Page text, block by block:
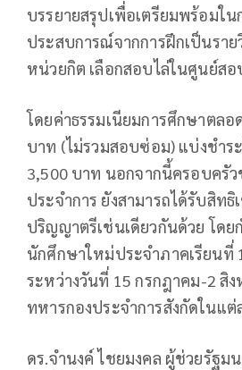
บรรยายสรุปเพื่อเตรียมพร้อมใ
ประสบการณ์จากการฝึกเป็นราย
หน่วยกิต เลือกสอบไล่ในศูนย์สอ
โดย​ค่าธรรมเนียมการศึกษาตล
บาท (ไม่รวมสอบซ่อม) แบ่งชำร
3,500 บาท นอกจากนี้ครอบครั
ประจำการ ยังสามารถได้รับสิท
ปริญญาตรีเช่นเดียวกันด้วย โด
นักศึกษาใหม่ประจำภาคเรียนที่
ระหว่างวันที่ 15 กรกฎาคม-2 สิ
ทหารกองประจำการสังกัดในแ
ดร.จำนงค์ ไชยมงคล ผู้ช่วยรัฐม